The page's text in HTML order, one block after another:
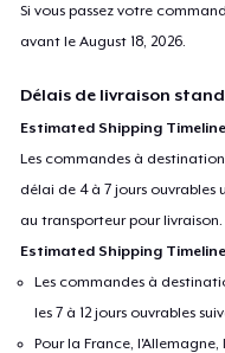
Si vous passez votre
avant leAugust 18, 2026.
Délais de livraison
Estimated Shipping
Les commandes à
délai de 4 à 7 jours
au transporteur pour livraison.
Estimated Shipping
Les commandes à
les 7 à 12 jours ouvrables
Pour la France, l'Allemagne,